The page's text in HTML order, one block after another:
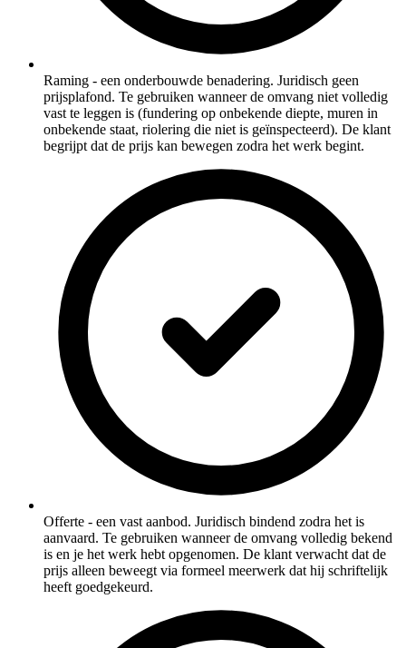
Raming - een onderbouwde benadering. Juridisch geen
prijsplafond. Te gebruiken wanneer de omvang niet volledig
vast te leggen is (fundering op onbekende diepte, muren in
onbekende staat, riolering die niet is geïnspecteerd). De klant
begrijpt dat de prijs kan bewegen zodra het werk begint.
Offerte - een vast aanbod. Juridisch bindend zodra het is
aanvaard. Te gebruiken wanneer de omvang volledig bekend
is en je het werk hebt opgenomen. De klant verwacht dat de
prijs alleen beweegt via formeel meerwerk dat hij schriftelijk
heeft goedgekeurd.